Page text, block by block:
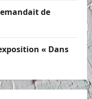
de
« Dans